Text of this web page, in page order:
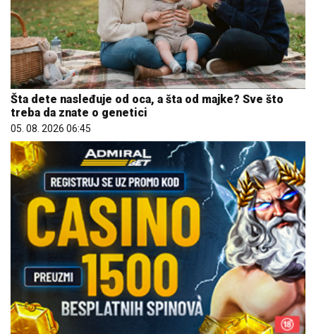
Šta dete nasleđuje od oca, a šta od majke? Sve što
treba da znate o genetici
05. 08. 2026 06:45